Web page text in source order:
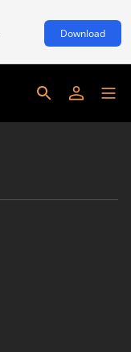
Download